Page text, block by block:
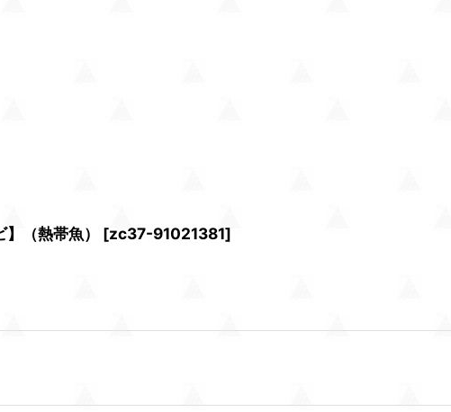
（熱帯魚） [zc37-91021381]